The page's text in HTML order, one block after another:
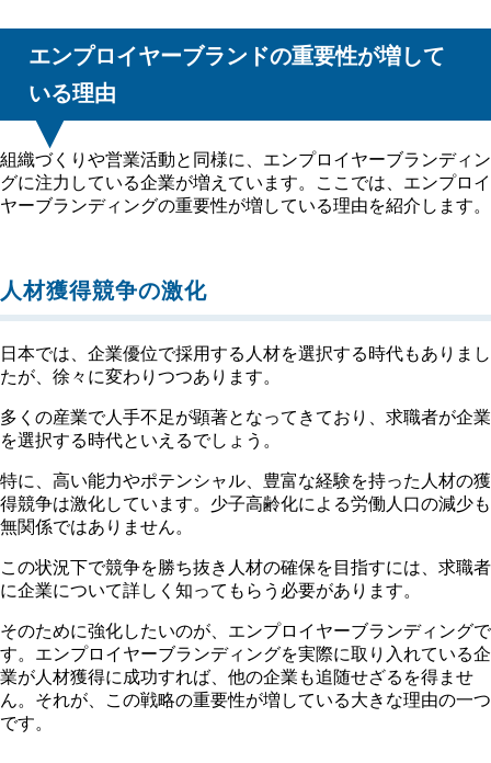
エンプロイヤーブランドの重要性が増して
いる理由
組織づくりや営業活動と同様に、エンプロイヤーブランディン
グに注力している企業が増えています。ここでは、エンプロイ
ヤーブランディングの重要性が増している理由を紹介します。
人材獲得競争の激化
日本では、企業優位で採用する人材を選択する時代もありまし
たが、徐々に変わりつつあります。
多くの産業で人手不足が顕著となってきており、求職者が企業
を選択する時代といえるでしょう。
特に、高い能力やポテンシャル、豊富な経験を持った人材の獲
得競争は激化しています。少子高齢化による労働人口の減少も
無関係ではありません。
この状況下で競争を勝ち抜き人材の確保を目指すには、求職者
に企業について詳しく知ってもらう必要があります。
そのために強化したいのが、エンプロイヤーブランディングで
す。エンプロイヤーブランディングを実際に取り入れている企
業が人材獲得に成功すれば、他の企業も追随せざるを得ませ
ん。それが、この戦略の重要性が増している大きな理由の一つ
です。